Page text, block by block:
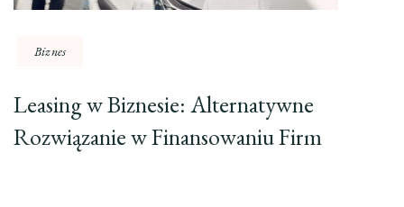
Biznes
Leasing w Biznesie: Alternatywne
Rozwiązanie w Finansowaniu Firm